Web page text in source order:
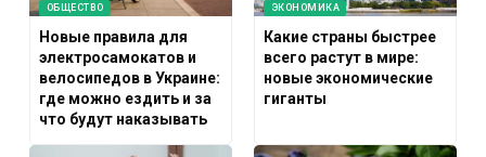
ОБЩЕСТВО
Новые правила для
электросамокатов и
велосипедов в Украине:
где можно ездить и за
что будут наказывать
ЭКОНОМИКА
Какие страны быстрее
всего растут в мире:
новые экономические
гиганты